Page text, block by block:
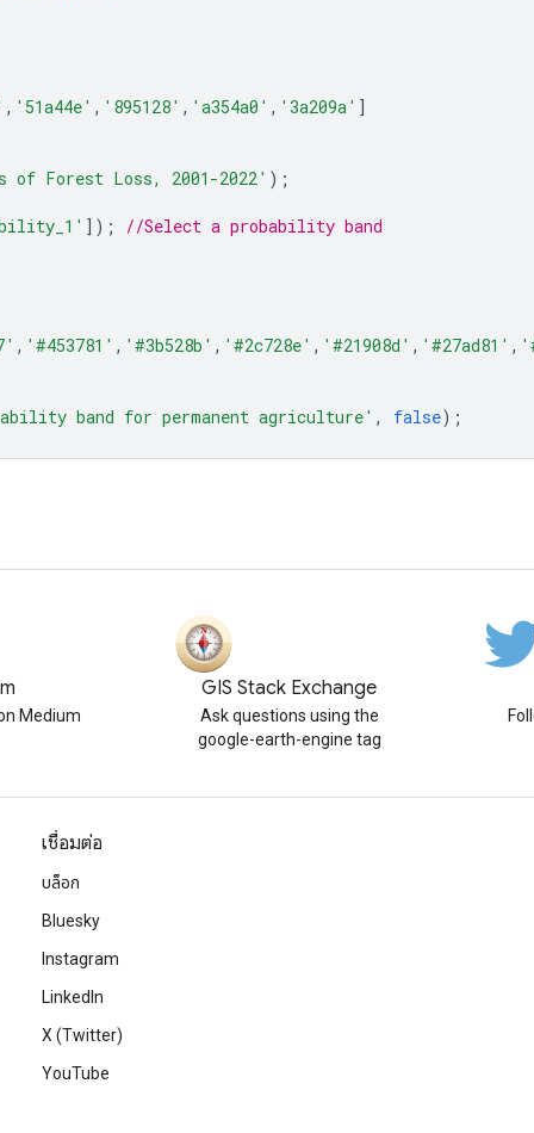
, '51a44e' , '895128' , 'a354a0' , '3a209a' ]
of Forest Loss, 2001-2022' );
]); //Select a probability band
, '#453781' , '#3b528b' , '#2c728e' , '#21908d' , '#27ad81' ,
band for permanent agriculture' , false);
Medium
GIS Stack Exchange
Ask questions using the
google-earth-engine tag
เชื่อมต่อ
บล็อก
Bluesky
Instagram
LinkedIn
X (Twitter)
YouTube